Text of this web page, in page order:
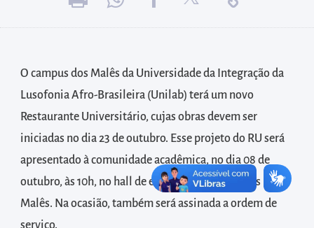
diretamente
as
informações
postas
no
rodapé
O campus dos Malês da Universidade da Integração da
Lusofonia Afro-Brasileira (Unilab) terá um novo
Restaurante Universitário, cujas obras devem ser
iniciadas no dia 23 de outubro. Esse projeto do RU será
apresentado à comunidade acadêmica, no dia 08 de
outubro, às 10h, no hall de entrada do campus dos
Malês. Na ocasião, também será assinada a ordem de